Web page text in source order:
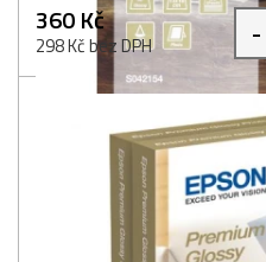
360 Kč
298 Kč bez DPH -